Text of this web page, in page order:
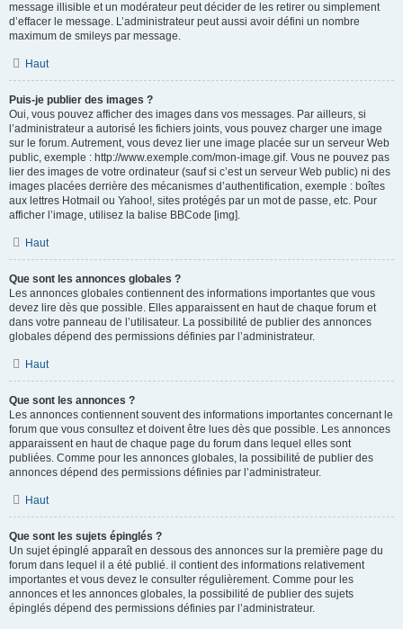
message illisible et un modérateur peut décider de les retirer ou simplement
d’effacer le message. L’administrateur peut aussi avoir défini un nombre
maximum de smileys par message.
Haut
Puis-je publier des images ?
Oui, vous pouvez afficher des images dans vos messages. Par ailleurs, si
l’administrateur a autorisé les fichiers joints, vous pouvez charger une image
sur le forum. Autrement, vous devez lier une image placée sur un serveur Web
public, exemple : http://www.exemple.com/mon-image.gif. Vous ne pouvez pas
lier des images de votre ordinateur (sauf si c’est un serveur Web public) ni des
images placées derrière des mécanismes d’authentification, exemple : boîtes
aux lettres Hotmail ou Yahoo!, sites protégés par un mot de passe, etc. Pour
afficher l’image, utilisez la balise BBCode [img].
Haut
Que sont les annonces globales ?
Les annonces globales contiennent des informations importantes que vous
devez lire dès que possible. Elles apparaissent en haut de chaque forum et
dans votre panneau de l’utilisateur. La possibilité de publier des annonces
globales dépend des permissions définies par l’administrateur.
Haut
Que sont les annonces ?
Les annonces contiennent souvent des informations importantes concernant le
forum que vous consultez et doivent être lues dès que possible. Les annonces
apparaissent en haut de chaque page du forum dans lequel elles sont
publiées. Comme pour les annonces globales, la possibilité de publier des
annonces dépend des permissions définies par l’administrateur.
Haut
Que sont les sujets épinglés ?
Un sujet épinglé apparaît en dessous des annonces sur la première page du
forum dans lequel il a été publié. il contient des informations relativement
importantes et vous devez le consulter régulièrement. Comme pour les
annonces et les annonces globales, la possibilité de publier des sujets
épinglés dépend des permissions définies par l’administrateur.